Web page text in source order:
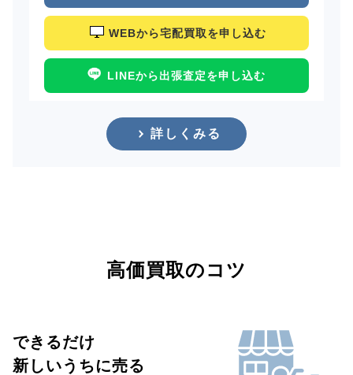
WEBから宅配買取を申し込む
LINEから出張査定を申し込む
詳しくみる
高価買取のコツ
できるだけ
新しいうちに売る